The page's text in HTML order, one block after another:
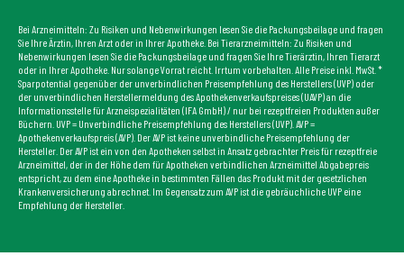
Bei Arzneimitteln: Zu Risiken und Nebenwirkungen lesen Sie die Packungsbeilage und fragen
Sie Ihre Ärztin, Ihren Arzt oder in Ihrer Apotheke. Bei Tierarzneimitteln: Zu Risiken und
Nebenwirkungen lesen Sie die Packungsbeilage und fragen Sie Ihre Tierärztin, Ihren Tierarzt
oder in Ihrer Apotheke. Nur solange Vorrat reicht. Irrtum vorbehalten. Alle Preise inkl. MwSt. *
Sparpotential gegenüber der unverbindlichen Preisempfehlung des Herstellers (UVP) oder
der unverbindlichen Herstellermeldung des Apothekenverkaufspreises (UAVP) an die
Informationsstelle für Arzneispezialitäten (IFA GmbH) / nur bei rezeptfreien Produkten außer
Büchern. UVP = Unverbindliche Preisempfehlung des Herstellers (UVP). AVP =
Apothekenverkaufspreis (AVP). Der AVP ist keine unverbindliche Preisempfehlung der
Hersteller. Der AVP ist ein von den Apotheken selbst in Ansatz gebrachter Preis für rezeptfreie
Arzneimittel, der in der Höhe dem für Apotheken verbindlichen Arzneimittel Abgabepreis
entspricht, zu dem eine Apotheke in bestimmten Fällen das Produkt mit der gesetzlichen
Krankenversicherung abrechnet. Im Gegensatz zum AVP ist die gebräuchliche UVP eine
Empfehlung der Hersteller.